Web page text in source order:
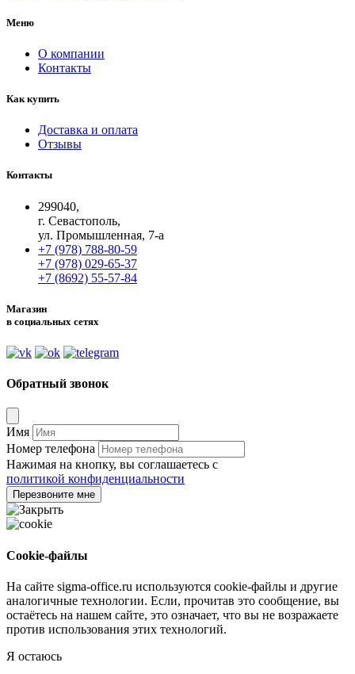
Меню
О компании
Контакты
Как купить
Доставка и оплата
Отзывы
Контакты
299040,
г. Севастополь,
ул. Промышленная, 7-а
+7 (978) 788-80-59
+7 (978) 029-65-37
+7 (8692) 55-57-84
Магазин
в социальных сетях
Обратный звонок
Имя
Номер телефона
Нажимая на кнопку, вы соглашаетесь с
политикой конфиденциальности
Перезвоните мне
Cookie-файлы
На сайте sigma-office.ru используются cookie-файлы и другие
аналогичные технологии. Если, прочитав это сообщение, вы
остаётесь на нашем сайте, это означает, что вы не возражаете
против использования этих технологий.
Я остаюсь